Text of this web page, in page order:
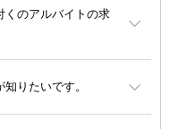
くのアルバイトの求
りたいです。